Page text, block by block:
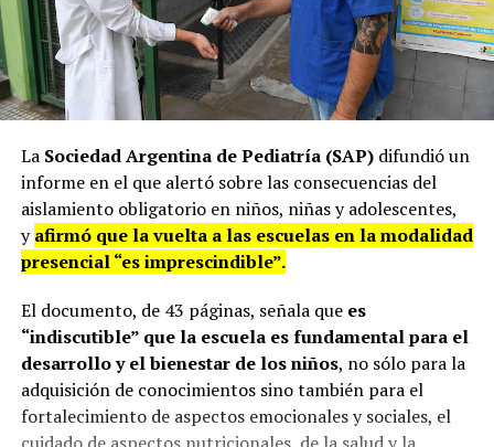
La Sociedad Argentina de Pediatría (SAP)difundió un
informe en el que alertó sobre las consecuencias del
aislamiento obligatorio en niños, niñas y adolescentes,
yafirmó que la vuelta a las escuelas en la modalidad
presencial “es imprescindible”.
El documento, de 43 páginas, señala quees
“indiscutible” que la escuela es fundamental para el
desarrollo y el bienestar de los niños, no sólo para la
adquisición de conocimientos sino también para el
fortalecimiento de aspectos emocionales y sociales, el